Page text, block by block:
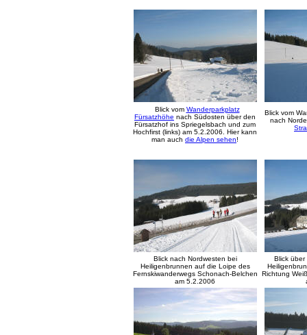
Blick vom Wanderparkplatz
Fürsatzhöhe nach Südosten über den
Fürsatzhof ins Spriegelsbach und zum
Hochfirst (links) am 5.2.2006. Hier kann
man auch die Alpen sehen!
Blick vom
nach
Blick nach Nordwesten bei
Heiligenbrunnen auf die Loipe des
Fernskiwanderwegs Schonach-Belchen
am 5.2.2006
Blick
Richtung